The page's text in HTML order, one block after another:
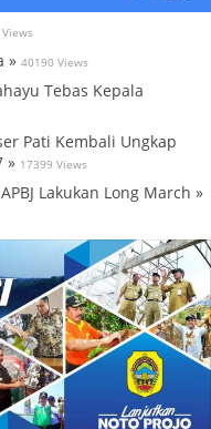
» 40190 Views
Tebas Kepala
Pati Kembali Ungkap
» 17399 Views
Lakukan Long March »